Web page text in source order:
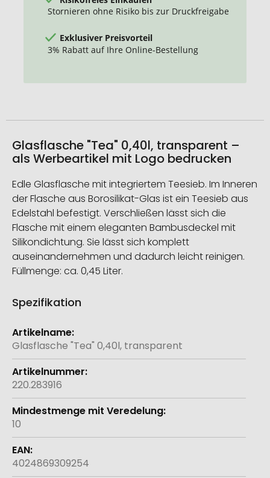
Stornieren ohne Risiko bis zur Druckfreigabe
Exklusiver Preisvorteil
3% Rabatt auf Ihre Online-Bestellung
Glasflasche "Tea" 0,40l, transparent –
als Werbeartikel mit Logo bedrucken
Edle Glasflasche mit integriertem Teesieb. Im Inneren
der Flasche aus Borosilikat-Glas ist ein Teesieb aus
Edelstahl befestigt. Verschließen lässt sich die
Flasche mit einem eleganten Bambusdeckel mit
Silikondichtung. Sie lässt sich komplett
auseinandernehmen und dadurch leicht reinigen.
Füllmenge: ca. 0,45 Liter.
Spezifikation
Weitere
Informationen
Glasflasche "Tea" 0,40l, transparent
220.283916
10
4024869309254